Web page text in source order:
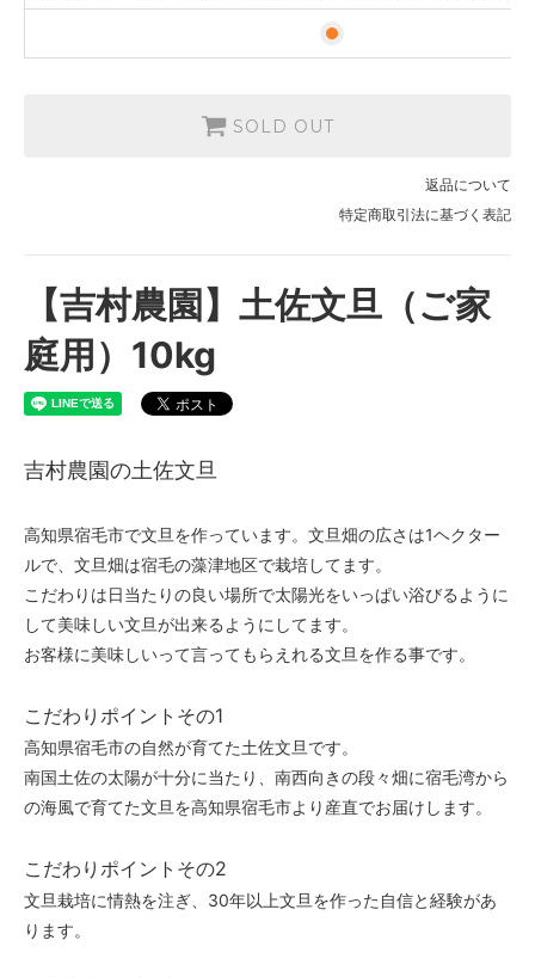
SOLD OUT
返品について
特定商取引法に基づく表記
【吉村農園】土佐文旦（ご家
庭用）10kg
吉村農園の土佐文旦
高知県宿毛市で文旦を作っています。文旦畑の広さは1ヘクター
ルで、文旦畑は宿毛の藻津地区で栽培してます。
こだわりは日当たりの良い場所で太陽光をいっぱい浴びるように
して美味しい文旦が出来るようにしてます。
お客様に美味しいって言ってもらえれる文旦を作る事です。
こだわりポイントその1
高知県宿毛市の自然が育てた土佐文旦です。
南国土佐の太陽が十分に当たり、南西向きの段々畑に宿毛湾から
の海風で育てた文旦を高知県宿毛市より産直でお届けします。
こだわりポイントその2
文旦栽培に情熱を注ぎ、30年以上文旦を作った自信と経験があ
ります。